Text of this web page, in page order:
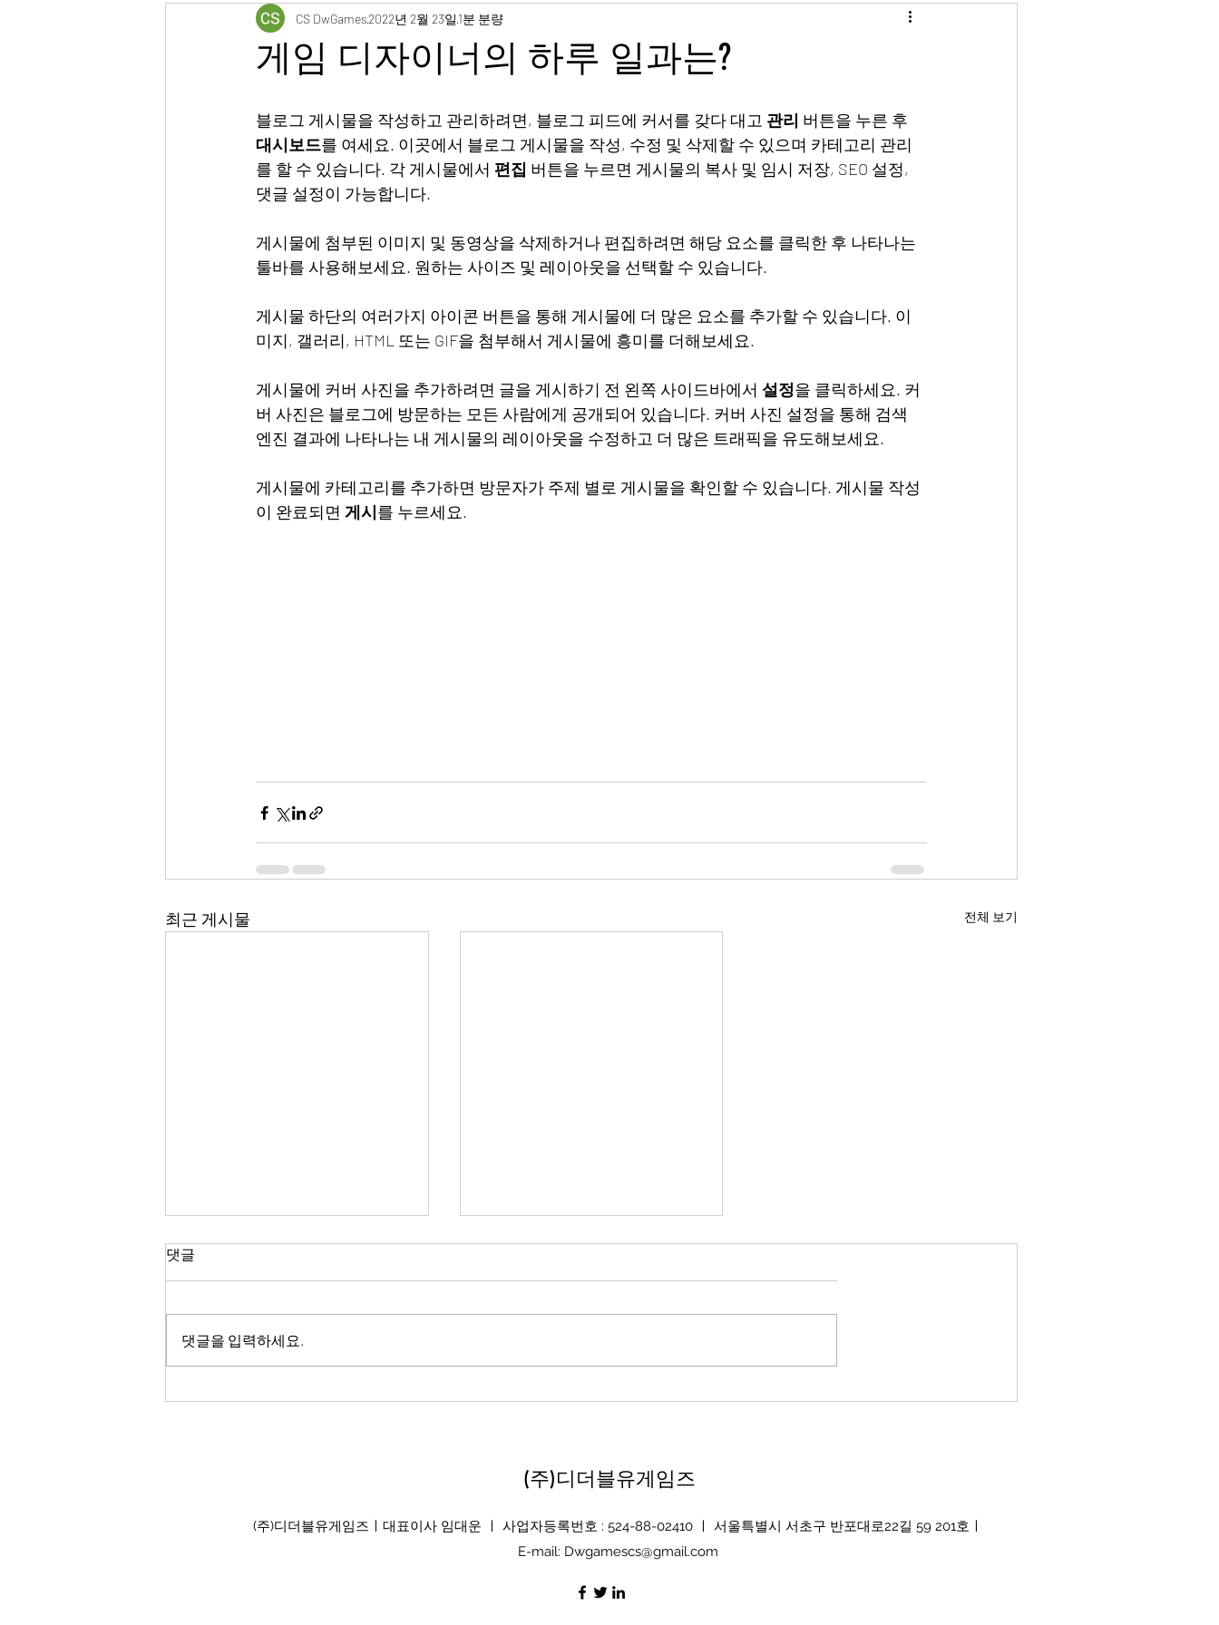
게임 디자이너의 하루 일과는?
CS DwGames2022년 2월 23일 1분 분량
블로그 게시물을 작성하고 관리하려면, 블로그 피드에 커서를 갖다 대고 관리 버튼을 누른 후
대시보드를 여세요. 이곳에서 블로그 게시물을 작성, 수정 및 삭제할 수 있으며 카테고리 관리
를 할 수 있습니다. 각 게시물에서 편집 버튼을 누르면 게시물의 복사 및 임시 저장, SEO 설정,
댓글 설정이 가능합니다.
게시물에 첨부된 이미지 및 동영상을 삭제하거나 편집하려면 해당 요소를 클릭한 후 나타나는
툴바를 사용해보세요. 원하는 사이즈 및 레이아웃을 선택할 수 있습니다.
게시물 하단의 여러가지 아이콘 버튼을 통해 게시물에 더 많은 요소를 추가할 수 있습니다. 이
미지, 갤러리, HTML 또는 GIF을 첨부해서 게시물에 흥미를 더해보세요.
게시물에 커버 사진을 추가하려면 글을 게시하기 전 왼쪽 사이드바에서 설정을 클릭하세요. 커
버 사진은 블로그에 방문하는 모든 사람에게 공개되어 있습니다. 커버 사진 설정을 통해 검색
엔진 결과에 나타나는 내 게시물의 레이아웃을 수정하고 더 많은 트래픽을 유도해보세요.
게시물에 카테고리를 추가하면 방문자가 주제 별로 게시물을 확인할 수 있습니다. 게시물 작성
이 완료되면 게시를 누르세요.
최근 게시물 전체 보기
댓글
댓글을 입력하세요.
(주)디더블유게임즈
(주)디더블유게임즈ㅣ대표이사 임대운 ㅣ 사업자등록번호 : 524-88-02410 ㅣ 서울특별시 서초구 반포대로22길 59 201호ㅣ
E-mail: Dwgamescs@gmail.com